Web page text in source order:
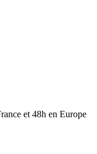
et 48h en Europe